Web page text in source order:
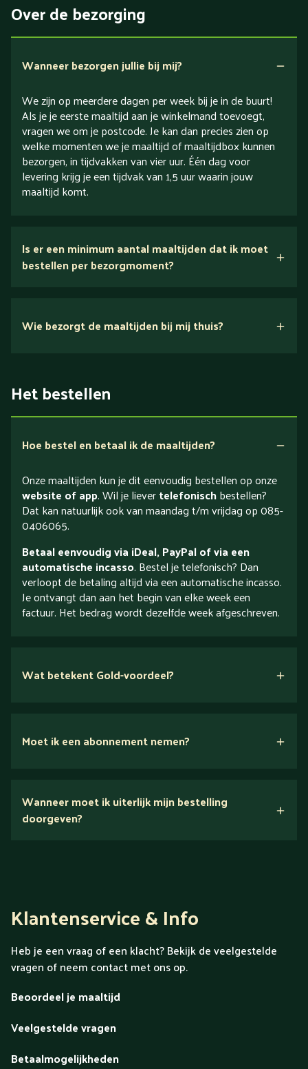
Verlaagd in koolhydraten
Verlaagd in zout
Over de bezorging
Wanneer bezorgen jullie bij mij?
We zijn op meerdere dagen per week bij je in de buurt!
Als je je eerste maaltijd aan je winkelmand toevoegt,
vragen we om je postcode. Je kan dan precies zien op
welke momenten we je maaltijd of maaltijdbox kunnen
bezorgen, in tijdvakken van vier uur. Één dag voor
levering krijg je een tijdvak van 1,5 uur waarin jouw
maaltijd komt.
Is er een minimum aantal maaltijden dat ik moet
bestellen per bezorgmoment?
Wie bezorgt de maaltijden bij mij thuis?
Het bestellen
Hoe bestel en betaal ik de maaltijden?
Onze maaltijden kun je dit eenvoudig bestellen op onze
website of app. Wil je lievertelefonischbestellen?
Dat kan natuurlijk ook van maandag t/m vrijdag op 085-
0406065.
Betaal eenvoudig via iDeal, PayPal of via een
automatische incasso. Bestel je telefonisch? Dan
verloopt de betaling altijd via een automatische incasso.
Je ontvangt dan aan het begin van elke week een
factuur. Het bedrag wordt dezelfde week afgeschreven.
Wat betekent Gold-voordeel?
Ontdek alles over Gold
Moet ik een abonnement nemen?
Wanneer moet ik uiterlijk mijn bestelling
doorgeven?
Klantenservice & Info
Heb je een vraag of een klacht? Bekijk de veelgestelde
vragen of neem contact met ons op.
Beoordeel je maaltijd
Veelgestelde vragen
Betaalmogelijkheden